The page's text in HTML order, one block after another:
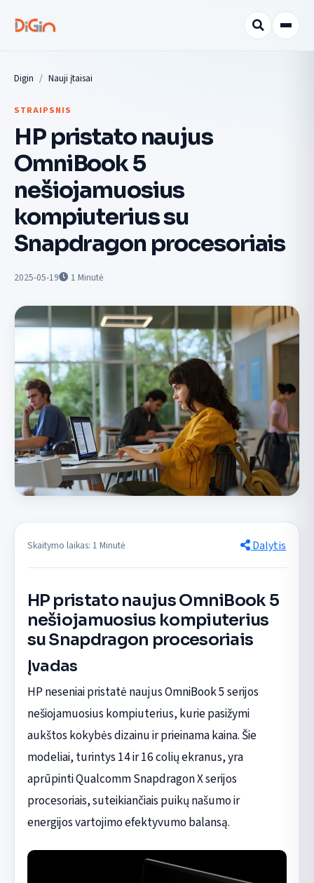
Digin Nauji įtaisai
STRAIPSNIS
HP pristato naujus
OmniBook 5
nešiojamuosius
kompiuterius su
Snapdragon procesoriais
2025-05-19 1 Minutė
Skaitymo laikas: 1 Minutė Dalytis
HP pristato naujus OmniBook 5
nešiojamuosius kompiuterius
su Snapdragon procesoriais
Įvadas
HP neseniai pristatė naujus OmniBook 5 serijos
nešiojamuosius kompiuterius, kurie pasižymi
aukštos kokybės dizainu ir prieinama kaina. Šie
modeliai, turintys 14 ir 16 colių ekranus, yra
aprūpinti Qualcomm Snapdragon X serijos
procesoriais, suteikiančiais puikų našumo ir
energijos vartojimo efektyvumo balansą.